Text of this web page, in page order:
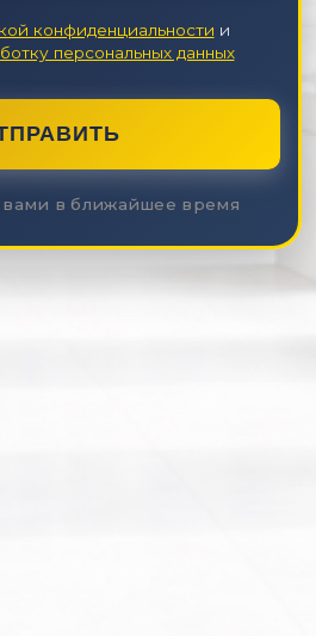
конфиденциальности и
персональных данных
в ближайшее время